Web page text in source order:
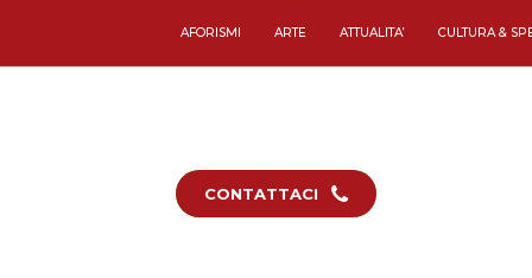
AFORISMI ARTE ATTUALITA’ CULTURA &
CONTATTACI